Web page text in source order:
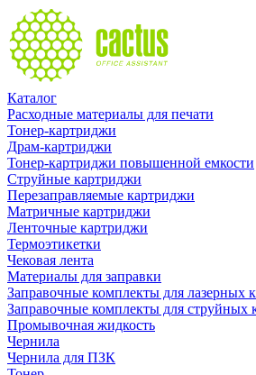
Каталог
Расходные материалы для печати
Тонер-картриджи
Драм-картриджи
Тонер-картриджи повышенной емкости
Струйные картриджи
Перезаправляемые картриджи
Матричные картриджи
Ленточные картриджи
Термоэтикетки
Чековая лента
Материалы для заправки
Заправочные комплекты для лазерных
Заправочные комплекты для струйных
Промывочная жидкость
Чернила
Чернила для ПЗК